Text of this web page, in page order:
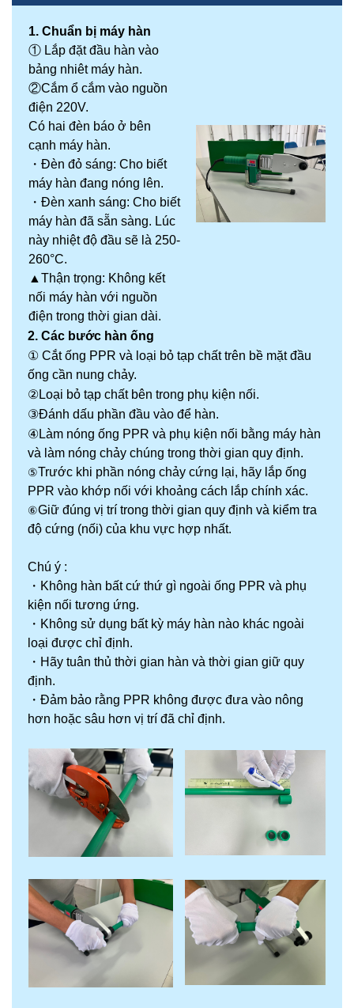
1. Chuẩn bị máy hàn
① Lắp đặt đầu hàn vào
bảng nhiêt máy hàn.
②Cắm ổ cắm vào nguồn
điện 220V.
Có hai đèn báo ở bên
cạnh máy hàn.
・ Đèn đỏ sáng: Cho biết
máy hàn đang nóng lên.
・ Đèn xanh sáng: Cho biết
máy hàn đã sẵn sàng. Lúc
này nhiệt độ đầu sẽ là 250-
260°C.
▲ Thận trọng: Không kết
nối máy hàn với nguồn
điện trong thời gian dài.
2. Các bước hàn ống
① Cắt ống PPR và loại bỏ tạp chất trên bề mặt đầu
ống cần nung chảy.
②Loại bỏ tạp chất bên trong phụ kiện nối.
③Đánh dấu phần đầu vào để hàn.
④Làm nóng ống PPR và phụ kiện nối bằng máy hàn
và làm nóng chảy chúng trong thời gian quy định.
⑤Trước khi phần nóng chảy cứng lại, hãy lắp ống
PPR vào khớp nối với khoảng cách lắp chính xác.
⑥Giữ đúng vị trí trong thời gian quy định và kiểm tra
độ cứng (nối) của khu vực hợp nhất.
Chú ý :
・ Không hàn bất cứ thứ gì ngoài ống PPR và phụ
kiện nối tương ứng.
・ Không sử dụng bất kỳ máy hàn nào khác ngoài
loại được chỉ định.
・ Hãy tuân thủ thời gian hàn và thời gian giữ quy
định.
・ Đảm bảo rằng PPR không được đưa vào nông
hơn hoặc sâu hơn vị trí đã chỉ định.